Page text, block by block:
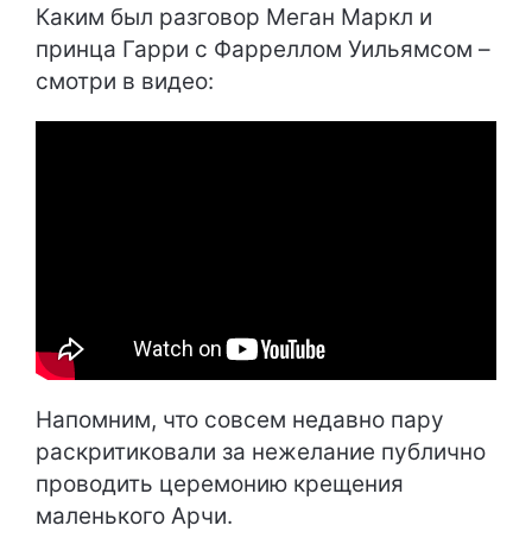
Каким был разговор Меган Маркл и
принца Гарри с Фарреллом Уильямсом –
смотри в видео:
Напомним, что совсем недавно пару
раскритиковали за нежелание публично
проводить церемонию крещения
маленького Арчи.